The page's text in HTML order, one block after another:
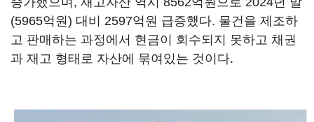
(5965억원) 대비 2597억원 급증했다. 물건을 제조하
고 판매하는 과정에서 현금이 회수되지 못하고 채권
과 재고 형태로 자산에 묶여있는 것이다.